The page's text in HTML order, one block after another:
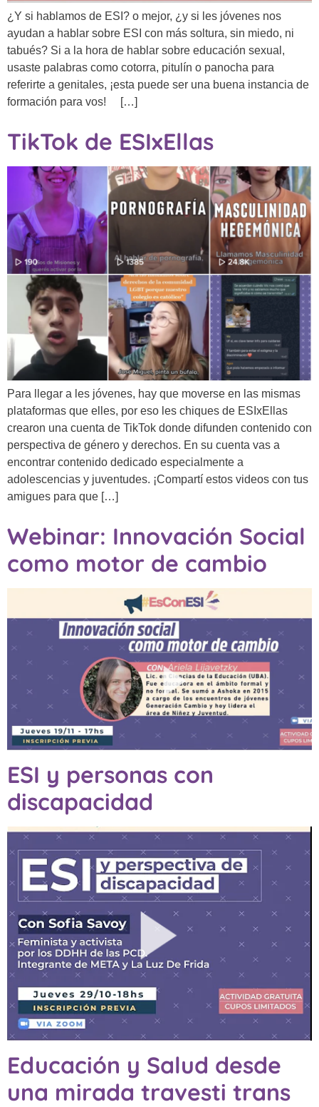
¿Y si hablamos de ESI? o mejor, ¿y si les jóvenes nos
ayudan a hablar sobre ESI con más soltura, sin miedo, ni
tabués? Si a la hora de hablar sobre educación sexual,
usaste palabras como cotorra, pitulín o panocha para
referirte a genitales, ¡esta puede ser una buena instancia de
formación para vos! […]
TikTok de ESIxEllas
Para llegar a les jóvenes, hay que moverse en las mismas
plataformas que elles, por eso les chiques de ESIxEllas
crearon una cuenta de TikTok donde difunden contenido con
perspectiva de género y derechos. En su cuenta vas a
encontrar contenido dedicado especialmente a
adolescencias y juventudes. ¡Compartí estos videos con tus
amigues para que […]
Webinar: Innovación Social
como motor de cambio
ESI y personas con
discapacidad
Educación y Salud desde
una mirada travesti trans